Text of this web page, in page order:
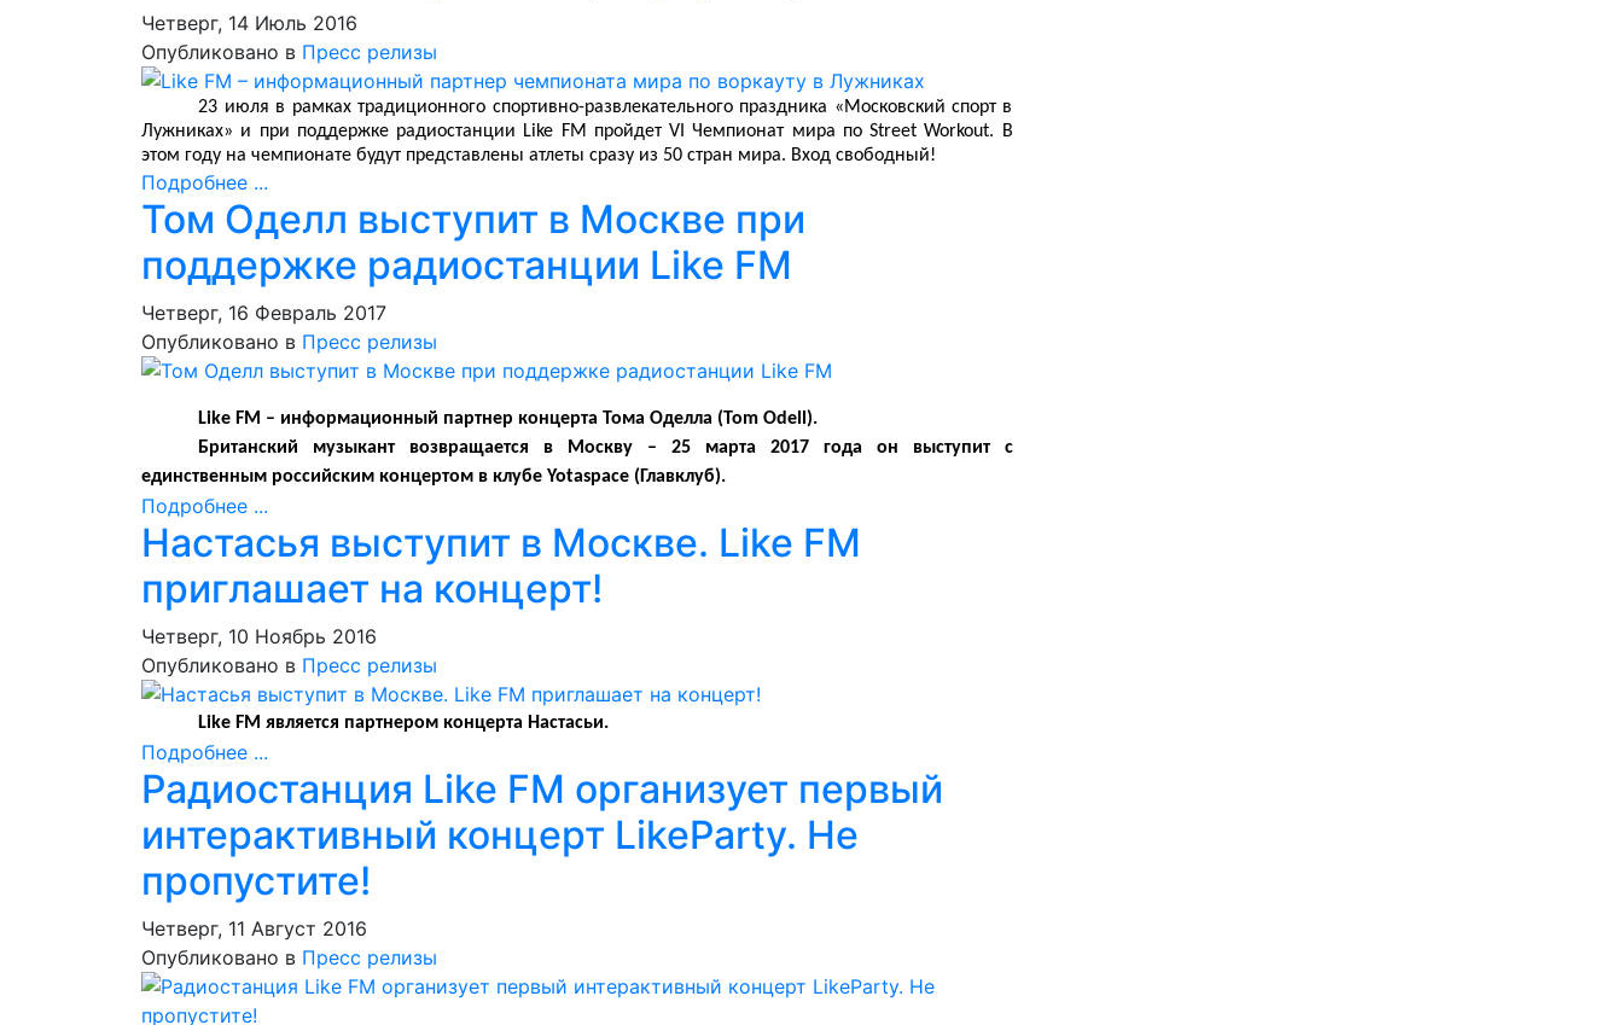
Четверг, 14 Июль 2016
Опубликовано в Пресс релизы
23 июля в рамках традиционного спортивно-развлекательного праздника «Московский спорт в
Лужниках» и при поддержке радиостанции Like FM пройдет VIЧемпионат мира по Street Workout. В
этом году на чемпионате будут представлены атлеты сразу из 50 стран мира. Вход свободный!
Подробнее ...
Том Оделл выступит в Москве при
поддержке радиостанции Like FM
Четверг, 16 Февраль 2017
Опубликовано в Пресс релизы
Like FM – информационный партнер концерта Тома Оделла (Tom Odell).
Британский музыкант возвращается в Москву – 25 марта 2017 года он выступит с
единственным российским концертом в клубе Yotaspace (Главклуб).
Подробнее ...
Настасья выступит в Москве. Like FM
приглашает на концерт!
Четверг, 10 Ноябрь 2016
Опубликовано в Пресс релизы
Like FM является партнером концерта Настасьи.
Подробнее ...
Радиостанция Like FM организует первый
интерактивный концерт LikeParty. Не
пропустите!
Четверг, 11 Август 2016
Опубликовано в Пресс релизы